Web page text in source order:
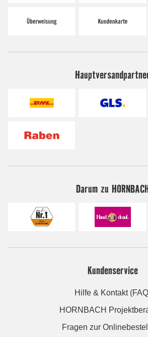
Darum zu
Kundenservice
Hilfe & Kontakt
HORNBACH
Fragen zur